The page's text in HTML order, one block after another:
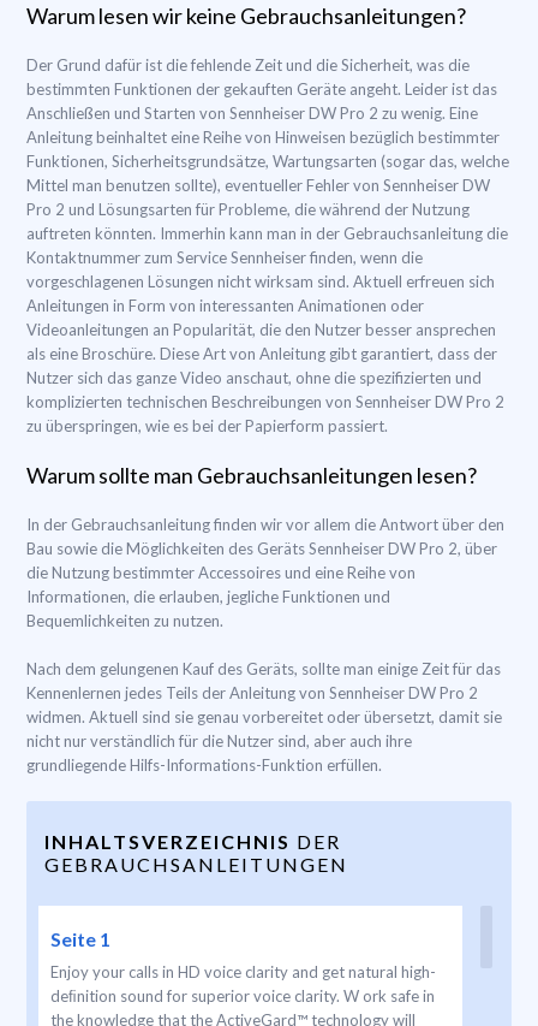
Warum lesen wir keine Gebrauchsanleitungen?
Der Grund dafür ist die fehlende Zeit und die Sicherheit, was die
bestimmten Funktionen der gekauften Geräte angeht. Leider ist das
Anschließen und Starten von Sennheiser DW Pro 2 zu wenig. Eine
Anleitung beinhaltet eine Reihe von Hinweisen bezüglich bestimmter
Funktionen, Sicherheitsgrundsätze, Wartungsarten (sogar das, welche
Mittel man benutzen sollte), eventueller Fehler von Sennheiser DW
Pro 2 und Lösungsarten für Probleme, die während der Nutzung
auftreten könnten. Immerhin kann man in der Gebrauchsanleitung die
Kontaktnummer zum Service Sennheiser finden, wenn die
vorgeschlagenen Lösungen nicht wirksam sind. Aktuell erfreuen sich
Anleitungen in Form von interessanten Animationen oder
Videoanleitungen an Popularität, die den Nutzer besser ansprechen
als eine Broschüre. Diese Art von Anleitung gibt garantiert, dass der
Nutzer sich das ganze Video anschaut, ohne die spezifizierten und
komplizierten technischen Beschreibungen von Sennheiser DW Pro 2
zu überspringen, wie es bei der Papierform passiert.
Warum sollte man Gebrauchsanleitungen lesen?
In der Gebrauchsanleitung finden wir vor allem die Antwort über den
Bau sowie die Möglichkeiten des Geräts Sennheiser DW Pro 2, über
die Nutzung bestimmter Accessoires und eine Reihe von
Informationen, die erlauben, jegliche Funktionen und
Bequemlichkeiten zu nutzen.
Nach dem gelungenen Kauf des Geräts, sollte man einige Zeit für das
Kennenlernen jedes Teils der Anleitung von Sennheiser DW Pro 2
widmen. Aktuell sind sie genau vorbereitet oder übersetzt, damit sie
nicht nur verständlich für die Nutzer sind, aber auch ihre
grundliegende Hilfs-Informations-Funktion erfüllen.
INHALTSVERZEICHNIS DER
GEBRAUCHSANLEITUNGEN
Seite 1
Enjoy your calls in HD voice clarity and get natural high-
deﬁnition sound for superior voice clarity. W ork safe in
the knowledge that the ActiveGard™ technology will